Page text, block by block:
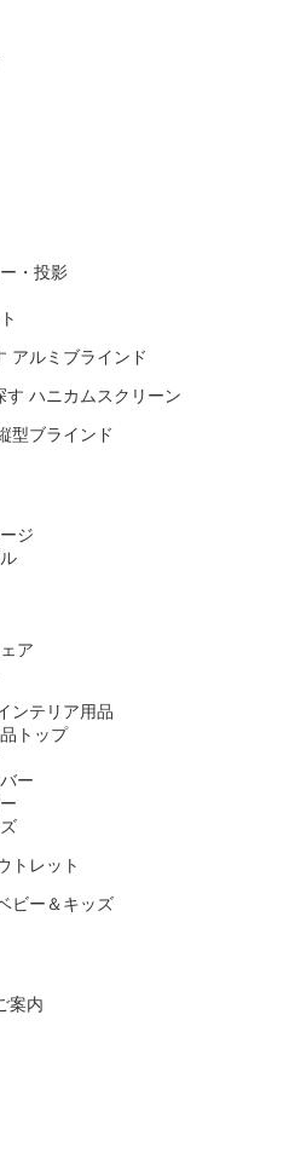
・投影
アルミブラインド
ハニカムスクリーン
型ブラインド
ジ
ア
ンテリア用品
トップ
ー
トレット
ビー＆キッズ
案内